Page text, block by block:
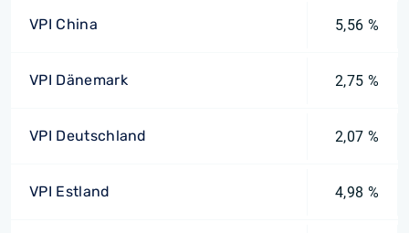
VPI China 5,56 %
VPI Dänemark 2,75 %
VPI Deutschland 2,07 %
VPI Estland 4,98 %